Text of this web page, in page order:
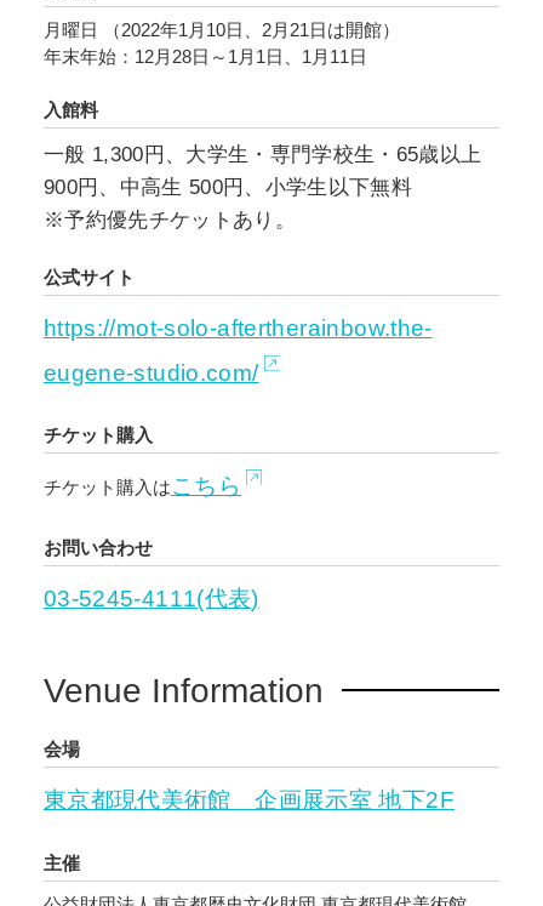
月曜日 （2022年1月10日、2月21日は開館）
年末年始：12月28日～1月1日、1月11日
入館料
一般 1,300円、大学生・専門学校生・65歳以上
900円、中高生 500円、小学生以下無料
※予約優先チケットあり。
公式サイト
https://mot-solo-aftertherainbow.the-
eugene-studio.com/
チケット購入
チケット購入はこちら
お問い合わせ
03-5245-4111(代表)
Venue Information
会場
東京都現代美術館 企画展示室 地下2F
主催